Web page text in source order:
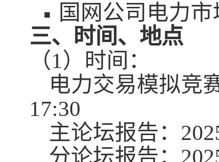
国网公司电力
三、时间、地点
（1）时间：
电力交易模拟竞
17:30
主论坛报告：
分论坛报告：